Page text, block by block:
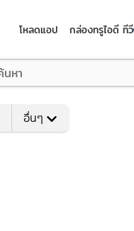
โหลดแอป กล่องทรูไอดี ทีวี
อื่นๆ